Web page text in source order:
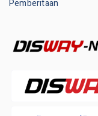
Pemberitaan